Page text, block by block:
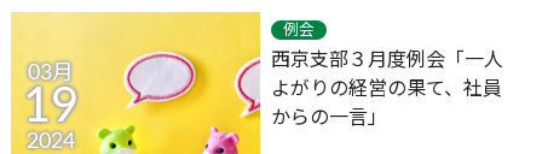
03月
19
2024
例会
西京支部３月度例会「一人
よがりの経営の果て、社員
からの一言」